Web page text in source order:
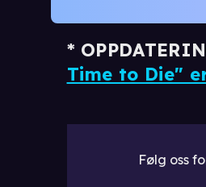
*
Time to Die"
Følg oss